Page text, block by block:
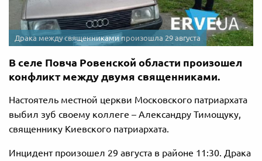
Драка между священниками произошла 29 августа
В селе Повча Ровенской области произошел
конфликт между двумя священниками.
Настоятель местной церкви Московского патриархата
выбил зуб своему коллеге – Александру Тимощуку,
священнику Киевского патриархата.
Инцидент произошел 29 августа в районе 11:30. Драка